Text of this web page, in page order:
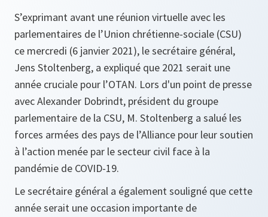
S’exprimant avant une réunion virtuelle avec les
parlementaires de l’Union chrétienne-sociale (CSU)
ce mercredi (6 janvier 2021), le secrétaire général,
Jens Stoltenberg, a expliqué que 2021 serait une
année cruciale pour l’OTAN. Lors d'un point de presse
avec Alexander Dobrindt, président du groupe
parlementaire de la CSU, M. Stoltenberg a salué les
forces armées des pays de l’Alliance pour leur soutien
à l’action menée par le secteur civil face à la
pandémie de COVID-19.
Le secrétaire général a également souligné que cette
année serait une occasion importante de